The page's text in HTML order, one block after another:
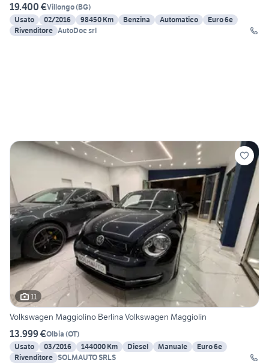
19.400 €Villongo(BG)
Usato
02/2016 98450 Km Benzina Automatico
Euro 6e
Rivenditore AutoDoc srl
11
Volkswagen Maggiolino Berlina Volkswagen Maggiolin
13.999 €Olbia (OT)
Usato
03/2016 144000 Km Diesel Manuale
Euro 6e
Rivenditore SOLMAUTO SRLS